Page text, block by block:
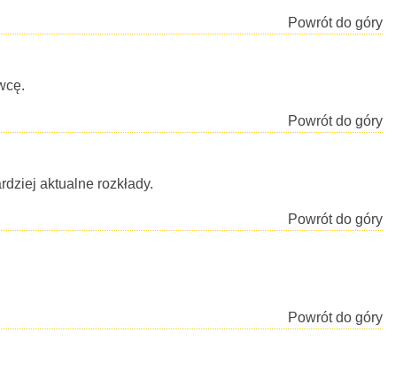
Powrót do góry
Powrót do góry
aktualne rozkłady.
Powrót do góry
Powrót do góry